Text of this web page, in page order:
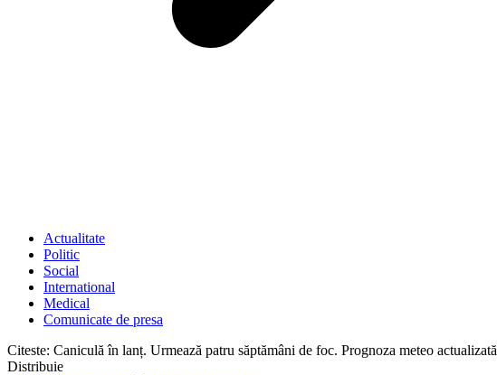
Actualitate
Politic
Social
International
Medical
Comunicate de presa
Citeste: Caniculă în lanț. Urmează patru săptămâni de foc. Prognoza meteo actualizată
Distribuie